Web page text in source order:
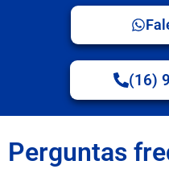
(16)
Perguntas